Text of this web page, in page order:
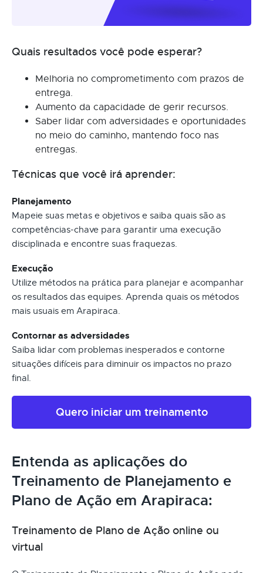
Quais resultados você pode esperar?
Melhoria no comprometimento com prazos de
entrega.
Aumento da capacidade de gerir recursos.
Saber lidar com adversidades e oportunidades
no meio do caminho, mantendo foco nas
entregas.
Técnicas que você irá aprender:
Planejamento
Mapeie suas metas e objetivos e saiba quais são as
competências-chave para garantir uma execução
disciplinada e encontre suas fraquezas.
Execução
Utilize métodos na prática para planejar e acompanhar
os resultados das equipes. Aprenda quais os métodos
mais usuais em Arapiraca.
Contornar as adversidades
Saiba lidar com problemas inesperados e contorne
situações difíceis para diminuir os impactos no prazo
final.
Quero iniciar um treinamento
Entenda as aplicações do
Treinamento de Planejamento e
Plano de Ação em Arapiraca:
Treinamento de Plano de Ação online ou
virtual